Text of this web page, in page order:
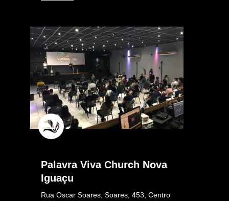
Palavra Viva Church Nova
Iguaçu
Rua Oscar Soares, Soares, 453, Centro